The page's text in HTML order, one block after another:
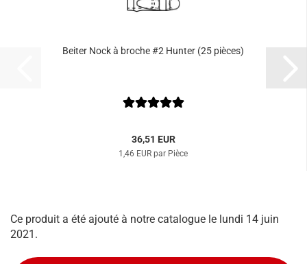
Beiter Nock à broche #2 Hunter (25 pièces)
36,51 EUR
1,46 EUR par Pièce
Ce produit a été ajouté à notre catalogue le lundi 14 juin
2021.